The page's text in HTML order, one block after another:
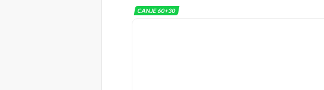
CANJE60+30